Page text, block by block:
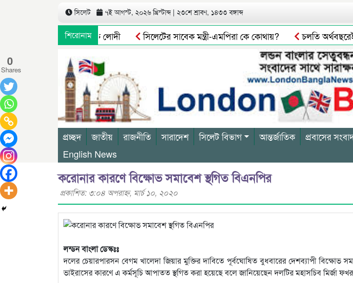
সিলেট ৭ই আগস্ট, ২০২৬ খ্রিস্টাব্দ | ২৩শে শ্রাবণ, ১৪৩৩ বঙ্গাব্দ
শিরোনাম
পুনর্বহাল নাসিম, ভারমুক্ত লোদী সিলেটের সাবেক মন্ত্রী-এমপিরা কে কোথায়? চলতি অর্থবছরেই
প্রচ্ছদ জাতীয় রাজনীতি সারাদেশ সিলেট বিভাগ আন্তর্জাতিক প্রবাসের
English News
করোনার কারণে বিক্ষোভ সমাবেশ স্থগিত বিএনপির
প্রকাশিত: ৩:০৪ অপরাহ্ণ, মার্চ ১০, ২০২০
লন্ডন বাংলা ডেস্কঃঃ
দলের চেয়ারপারসন বেগম খালেদা জিয়ার মুক্তির দাবিতে পূর্বঘোষিত বুধবারের দেশব্যাপী বিক্ষোভ
ভাইরাসের কারণে এ কর্মসূচি আপাতত স্থগিত করা হয়েছে বলে জানিয়েছেন দলটির মহাসচিব মির্জা
0
Shares